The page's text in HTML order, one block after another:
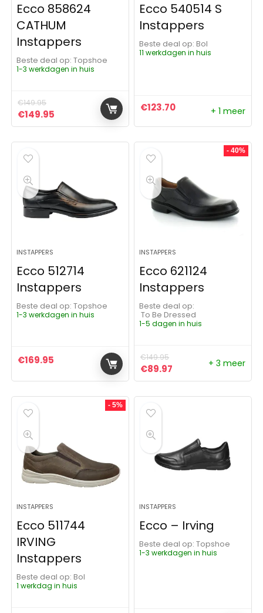
Ecco 858624
CATHUM
Instappers
Beste deal op:
Topshoe
1-3 werkdagen in huis
€149.95
Oorspronkelijke prijs was: €149.95.
€149.95 Huidige prijs is: €149.95.
Ecco 540514 S
Instappers
Beste deal op:
Bol
11 werkdagen in huis
€123.70 + 1 meer
INSTAPPERS
Ecco 512714
Instappers
Beste deal op:
Topshoe
1-3 werkdagen in huis
€169.95
- 40%
INSTAPPERS
Ecco 621124
Instappers
Beste deal op:
To Be Dressed
1-5 dagen in huis
€149.95
Oorspronkelijke prijs was:
€89.97 Huidige prijs is:
+ 3 meer
- 5%
INSTAPPERS
Ecco 511744
IRVING
Instappers
Beste deal op:
Bol
1 werkdag in huis
INSTAPPERS
Ecco – Irving
Beste deal op:
Topshoe
1-3 werkdagen in huis